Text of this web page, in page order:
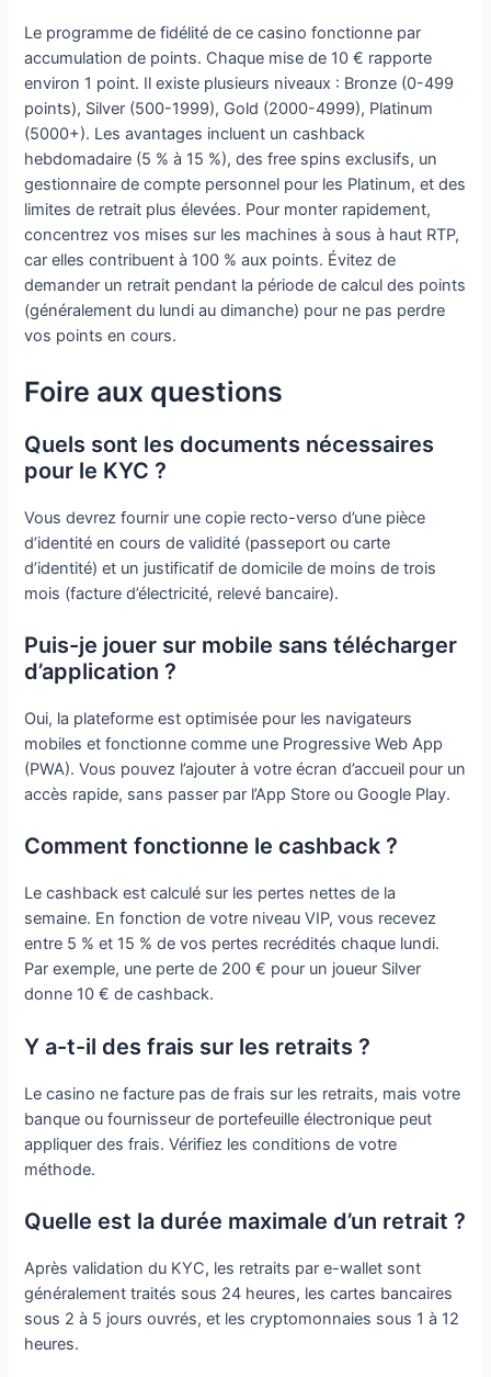
Le programme de fidélité de ce casino fonctionne par
accumulation de points. Chaque mise de 10 € rapporte
environ 1 point. Il existe plusieurs niveaux : Bronze (0-499
points), Silver (500-1999), Gold (2000-4999), Platinum
(5000+). Les avantages incluent un cashback
hebdomadaire (5 % à 15 %), des free spins exclusifs, un
gestionnaire de compte personnel pour les Platinum, et des
limites de retrait plus élevées. Pour monter rapidement,
concentrez vos mises sur les machines à sous à haut RTP,
car elles contribuent à 100 % aux points. Évitez de
demander un retrait pendant la période de calcul des points
(généralement du lundi au dimanche) pour ne pas perdre
vos points en cours.
Foire aux questions
Quels sont les documents nécessaires
pour le KYC ?
Vous devrez fournir une copie recto-verso d’une pièce
d’identité en cours de validité (passeport ou carte
d’identité) et un justificatif de domicile de moins de trois
mois (facture d’électricité, relevé bancaire).
Puis-je jouer sur mobile sans télécharger
d’application ?
Oui, la plateforme est optimisée pour les navigateurs
mobiles et fonctionne comme une Progressive Web App
(PWA). Vous pouvez l’ajouter à votre écran d’accueil pour un
accès rapide, sans passer par l’App Store ou Google Play.
Comment fonctionne le cashback ?
Le cashback est calculé sur les pertes nettes de la
semaine. En fonction de votre niveau VIP, vous recevez
entre 5 % et 15 % de vos pertes recrédités chaque lundi.
Par exemple, une perte de 200 € pour un joueur Silver
donne 10 € de cashback.
Y a-t-il des frais sur les retraits ?
Le casino ne facture pas de frais sur les retraits, mais votre
banque ou fournisseur de portefeuille électronique peut
appliquer des frais. Vérifiez les conditions de votre
méthode.
Quelle est la durée maximale d’un retrait ?
Après validation du KYC, les retraits par e-wallet sont
généralement traités sous 24 heures, les cartes bancaires
sous 2 à 5 jours ouvrés, et les cryptomonnaies sous 1 à 12
heures.